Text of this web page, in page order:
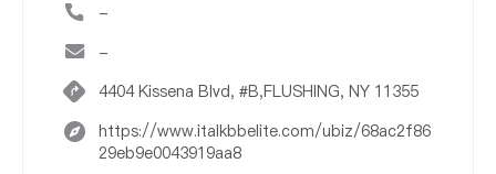
-
-
4404 Kissena Blvd, #B,FLUSHING, NY 11355
https://www.italkbbelite.com/ubiz/68ac2f86
29eb9e0043919aa8